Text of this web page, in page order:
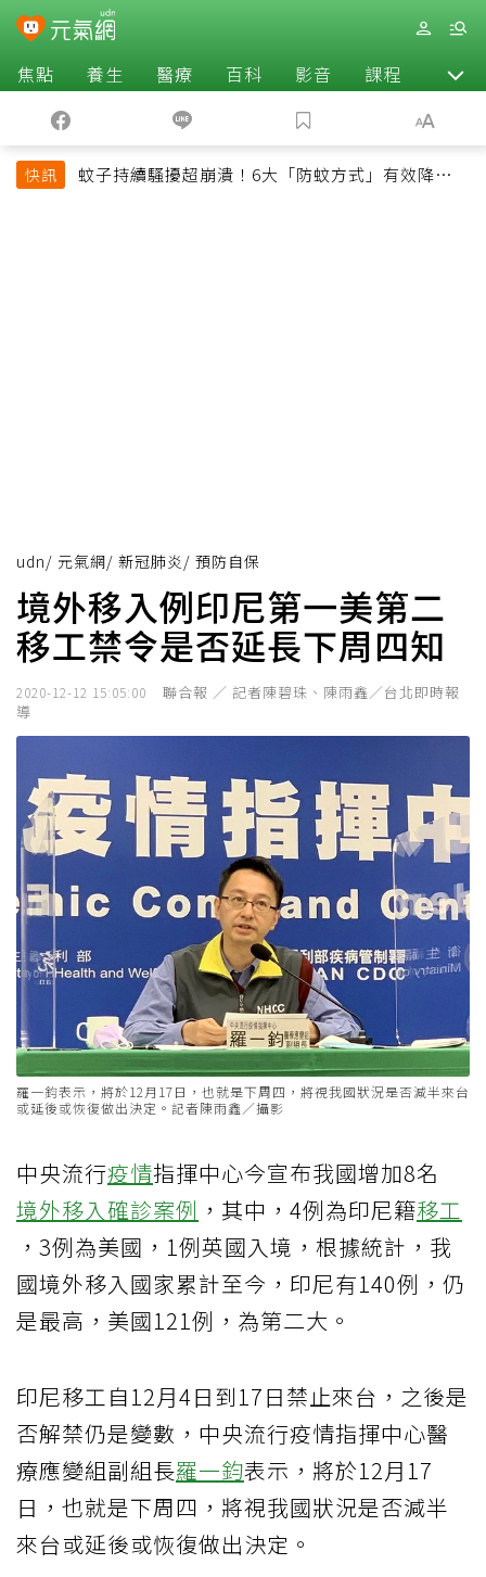
焦點 養生 醫療 百科 影音 課程 退休
快訊
蚊子持續騷擾超崩潰！6大「防蚊方式」有效降低被
udn/ 元氣網/ 新冠肺炎 / 預防自保
境外移入例印尼第一美第二
移工禁令是否延長下周四知
2020-12-12 15:05:00
聯合報 ／ 記者陳碧珠、陳雨鑫／台北即時報
導
羅一鈞表示，將於12月17日，也就是下周四，將視我國狀況是否減半來台
或延後或恢復做出決定。記者陳雨鑫／攝影
中央流行疫情指揮中心今宣布我國增加8名
境外移入確診案例 ，其中，4例為印尼籍移工
，3例為美國，1例英國入境，根據統計，我
國境外移入國家累計至今，印尼有140例，仍
是最高，美國121例，為第二大。
印尼移工自12月4日到17日禁止來台，之後是
否解禁仍是變數，中央流行疫情指揮中心醫
療應變組副組長羅一鈞表示，將於12月17
日，也就是下周四，將視我國狀況是否減半
來台或延後或恢復做出決定。